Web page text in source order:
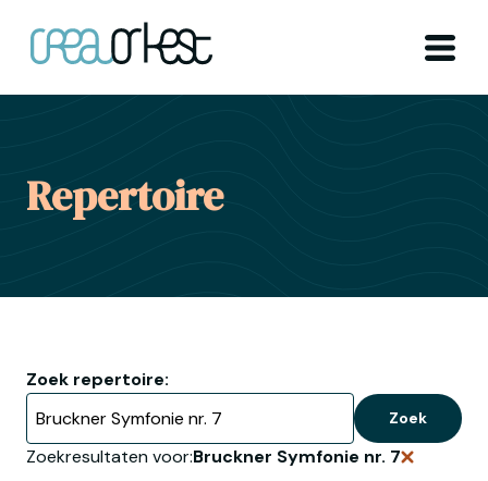
Menu
Repertoire
Zoek repertoire:
Zoek
Zoekresultaten voor:Bruckner Symfonie nr. 7Verwijder